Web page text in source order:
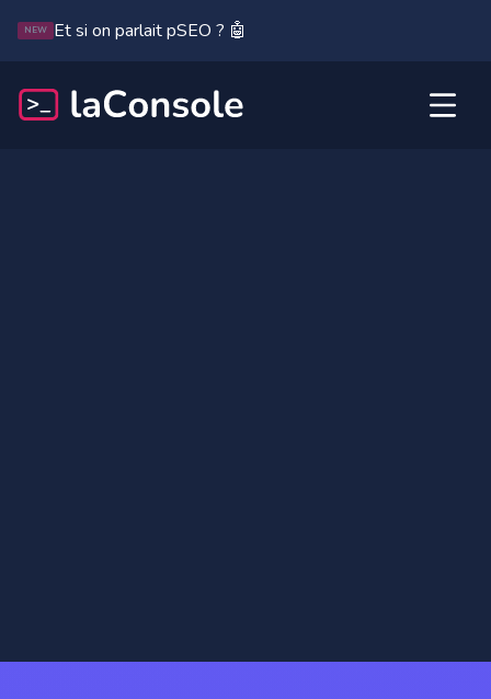
NEW Et si on parlait pSEO ? 🤖